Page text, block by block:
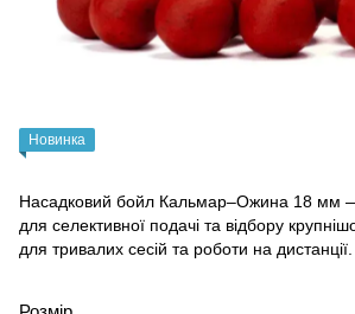
Новинка
Насадковий бойл Кальмар–Ожина 18 мм
для селективної подачі та відбору
для тривалих сесій та роботи на дистанції.